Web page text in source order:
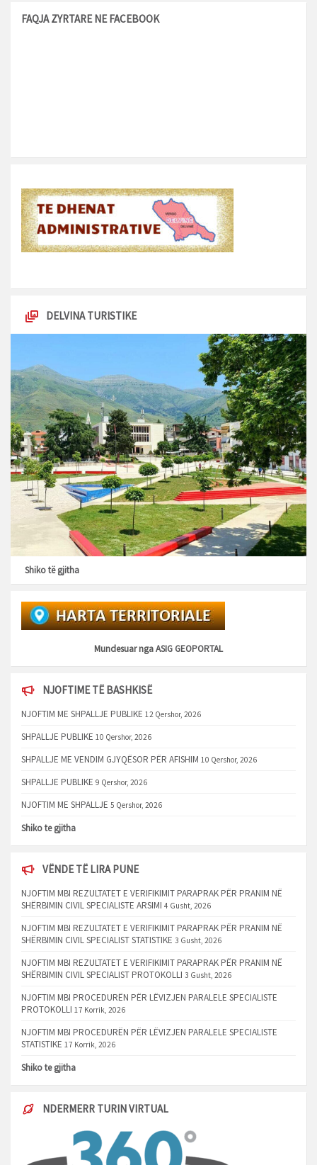
FAQJA ZYRTARE NE FACEBOOK
DELVINA TURISTIKE
Shiko të gjitha
Mundesuar ngaASIG GEOPORTAL
NJOFTIME TË BASHKISË
NJOFTIM ME SHPALLJE PUBLIKE 12 Qershor, 2026
SHPALLJE PUBLIKE 10 Qershor, 2026
SHPALLJE ME VENDIM GJYQËSOR PËR AFISHIM 10 Qershor, 2026
SHPALLJE PUBLIKE 9 Qershor, 2026
NJOFTIM ME SHPALLJE 5 Qershor, 2026
Shiko te gjitha
VËNDE TË LIRA PUNE
NJOFTIM MBI REZULTATET E VERIFIKIMIT PARAPRAK PËR PRANIM NË
SHËRBIMIN CIVIL SPECIALISTE ARSIMI 4 Gusht, 2026
NJOFTIM MBI REZULTATET E VERIFIKIMIT PARAPRAK PËR PRANIM NË
SHËRBIMIN CIVIL SPECIALIST STATISTIKE 3 Gusht, 2026
NJOFTIM MBI REZULTATET E VERIFIKIMIT PARAPRAK PËR PRANIM NË
SHËRBIMIN CIVIL SPECIALIST PROTOKOLLI 3 Gusht, 2026
NJOFTIM MBI PROCEDURËN PËR LËVIZJEN PARALELE SPECIALISTE
PROTOKOLLI 17 Korrik, 2026
NJOFTIM MBI PROCEDURËN PËR LËVIZJEN PARALELE SPECIALISTE
STATISTIKE 17 Korrik, 2026
Shiko te gjitha
NDERMERR TURIN VIRTUAL